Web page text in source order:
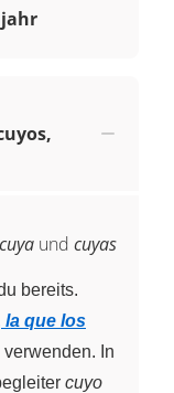
und cuyas
bereits.
la que los
In
cuyo